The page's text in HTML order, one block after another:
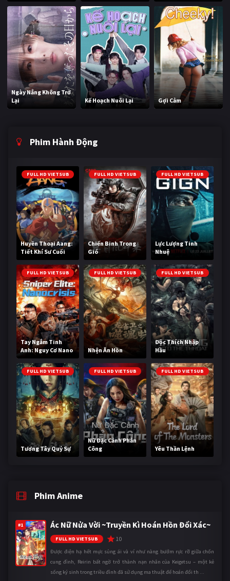
Ngày Nắng Không Trở
Lại
Kế Hoạch Nuôi Lại Gợi Cảm
Phim Hành Động
FULL HD VIETSUB
Huyền Thoại Aang:
Tiết Khí Sư Cuối
Cùng
FULL HD VIETSUB
Chiến Binh Trong
Gió
FULL HD VIETSUB
Lực Lượng Tinh
Nhuệ
FULL HD VIETSUB
Tay Ngắm Tinh
Anh: Nguy Cơ Nano
FULL HD VIETSUB
Nhện Ăn Hồn
FULL HD VIETSUB
Độc Thích Nhập
Hầu
FULL HD VIETSUB
Tương Tây Quỷ Sự
FULL HD VIETSUB
Nữ Đặc Cảnh Phản
Công
FULL HD VIETSUB
Yêu Thần Lệnh
Phim Anime
#1 Ác Nữ Nửa Vời ~Truyền Kì Hoán Hồn Đổi Xác~
FULL HD VIETSUB 10
Được điện hạ hết mực sủng ái và ví như nàng bướm rực rỡ giữa chốn
cung đình, Reirin bất ngờ trở thành nạn nhân của Keigetsu – một kẻ
sống ký sinh trong triều đình đã sử dụng ma thuật để hoán đổi th ...